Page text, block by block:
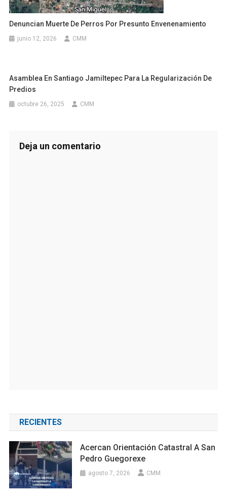
Denuncian Muerte De Perros Por Presunto Envenenamiento
junio 12, 2026 CMM
Asamblea En Santiago Jamiltepec Para La Regularización De
Predios
octubre 26, 2025 CMM
Deja un comentario
RECIENTES
Acercan Orientación Catastral A San
Pedro Guegorexe
agosto 7, 2026 CMM